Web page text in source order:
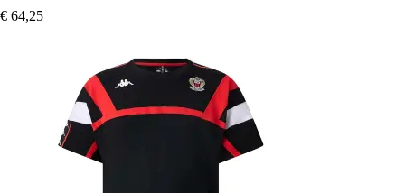
€ 64,25